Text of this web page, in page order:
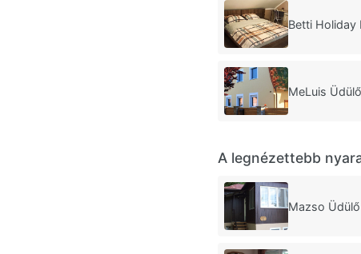
Betti Holiday
MeLuis
A legnézettebb
Mazso Üdülő